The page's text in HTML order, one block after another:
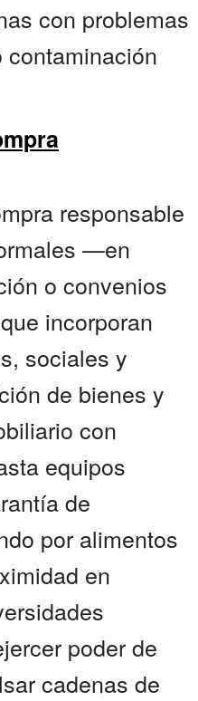
con problemas
responsable
—en
o convenios
incorporan
sociales y
de bienes y
con
equipos
de
por alimentos
en
poder de
cadenas de